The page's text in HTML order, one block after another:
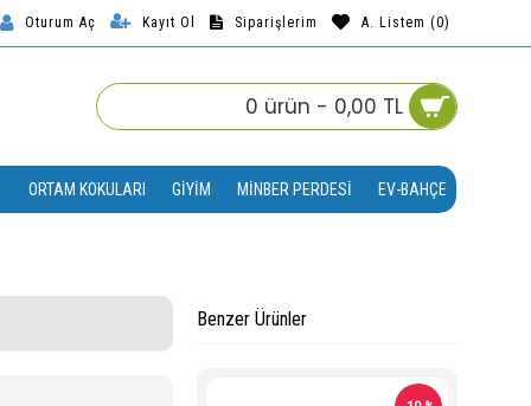
Oturum Aç Kayıt Ol Siparişlerim A. Listem (0)
0 ürün - 0,00 TL
ORTAM KOKULARI GIYIM MINBER PERDESI EV-BAHÇE
Benzer Ürünler